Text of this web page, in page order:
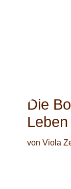
Die
von Viola